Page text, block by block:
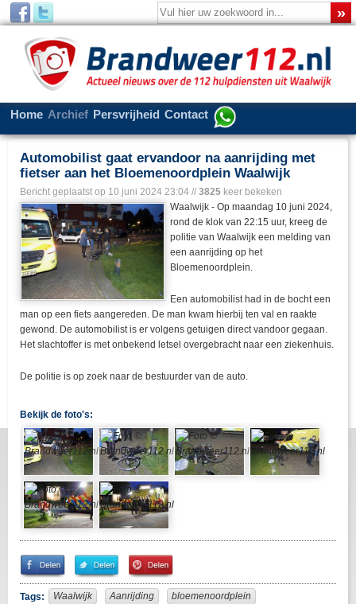
Home Archief Persvrijheid Contact
Automobilist gaat ervandoor na aanrijding met
fietser aan het Bloemenoordplein Waalwijk
Bericht geplaatst op 10 juni 2024 23:04 // 3825 keer bekeken
Waalwijk - Op maandag 10 juni 2024,
rond de klok van 22:15 uur, kreeg de
politie van Waalwijk een melding van
een aanrijding op het
Bloemenoordplein.
Een automobilist had in de bocht een
man op een fiets aangereden. De man kwam hierbij ten val en raakte
gewond. De automobilist is er volgens getuigen direct vandoor gegaan.
Het slachtoffer is met onbekend letsel overgebracht naar een ziekenhuis.
De politie is op zoek naar de bestuurder van de auto.
Bekijk de foto's:
Share
on
Facebook
Share
on
Twitter
Pin
It!
Tags: Waalwijk Aanrijding
bloemenoordplein